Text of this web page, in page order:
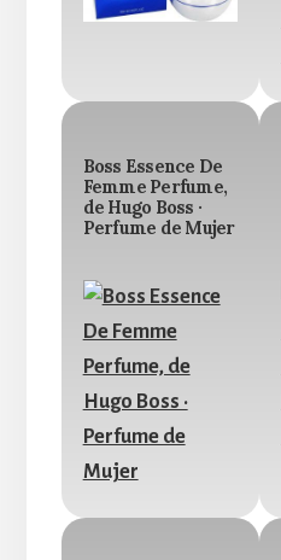
Boss Essence De
Femme Perfume,
de Hugo Boss ·
Perfume de Mujer